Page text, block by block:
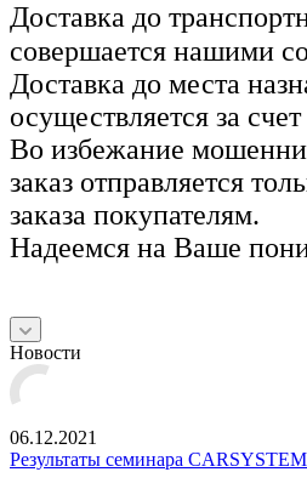
Доставка до
совершается нашими
Доставка до места
осуществляется за
Во избежание
заказ отправляется
заказа покупателям.
Надеемся на Ваше
Новости
06.12.2021
Результаты семинара